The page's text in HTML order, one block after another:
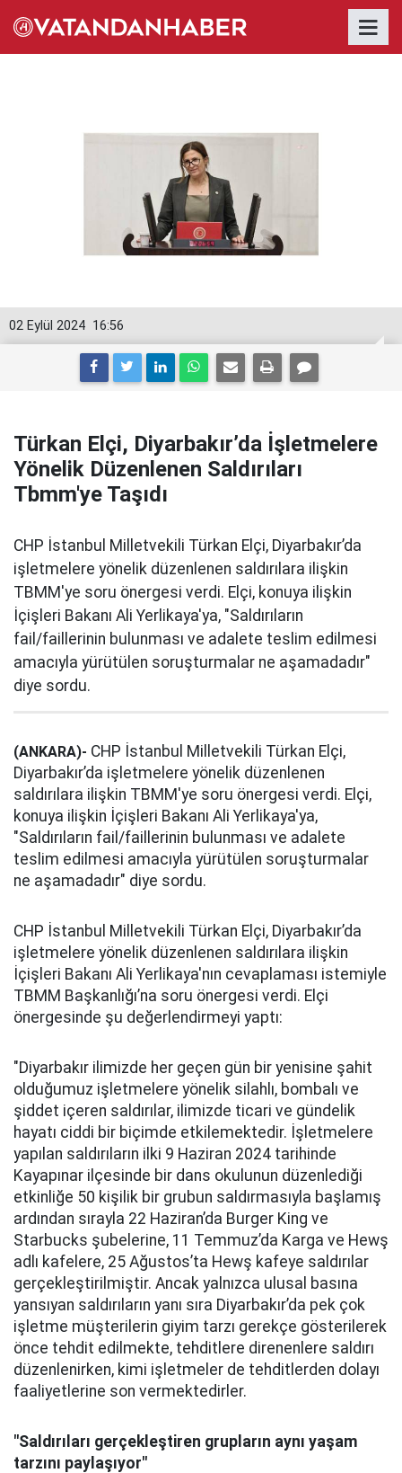
16:56
02 Eylül 2024
Türkan Elçi, Diyarbakır’da İşletmelere
Yönelik Düzenlenen Saldırıları
Tbmm'ye Taşıdı
CHP İstanbul Milletvekili Türkan Elçi, Diyarbakır’da
işletmelere yönelik düzenlenen saldırılara ilişkin
TBMM'ye soru önergesi verdi. Elçi, konuya ilişkin
İçişleri Bakanı Ali Yerlikaya'ya, "Saldırıların
fail/faillerinin bulunması ve adalete teslim edilmesi
amacıyla yürütülen soruşturmalar ne aşamadadır"
diye sordu.
(ANKARA)- CHP İstanbul Milletvekili Türkan Elçi,
Diyarbakır’da işletmelere yönelik düzenlenen
saldırılara ilişkin TBMM'ye soru önergesi verdi. Elçi,
konuya ilişkin İçişleri Bakanı Ali Yerlikaya'ya,
"Saldırıların fail/faillerinin bulunması ve adalete
teslim edilmesi amacıyla yürütülen soruşturmalar
ne aşamadadır" diye sordu.
CHP İstanbul Milletvekili Türkan Elçi, Diyarbakır’da
işletmelere yönelik düzenlenen saldırılara ilişkin
İçişleri Bakanı Ali Yerlikaya'nın cevaplaması istemiyle
TBMM Başkanlığı’na soru önergesi verdi. Elçi
önergesinde şu değerlendirmeyi yaptı:
"Diyarbakır ilimizde her geçen gün bir yenisine şahit
olduğumuz işletmelere yönelik silahlı, bombalı ve
şiddet içeren saldırılar, ilimizde ticari ve gündelik
hayatı ciddi bir biçimde etkilemektedir. İşletmelere
yapılan saldırıların ilki 9 Haziran 2024 tarihinde
Kayapınar ilçesinde bir dans okulunun düzenlediği
etkinliğe 50 kişilik bir grubun saldırmasıyla başlamış
ardından sırayla 22 Haziran’da Burger King ve
Starbucks şubelerine, 11 Temmuz’da Karga ve Hewş
adlı kafelere, 25 Ağustos’ta Hewş kafeye saldırılar
gerçekleştirilmiştir. Ancak yalnızca ulusal basına
yansıyan saldırıların yanı sıra Diyarbakır’da pek çok
işletme müşterilerin giyim tarzı gerekçe gösterilerek
önce tehdit edilmekte, tehditlere direnenlere saldırı
düzenlenirken, kimi işletmeler de tehditlerden dolayı
faaliyetlerine son vermektedirler.
"Saldırıları gerçekleştiren grupların aynı yaşam
tarzını paylaşıyor"